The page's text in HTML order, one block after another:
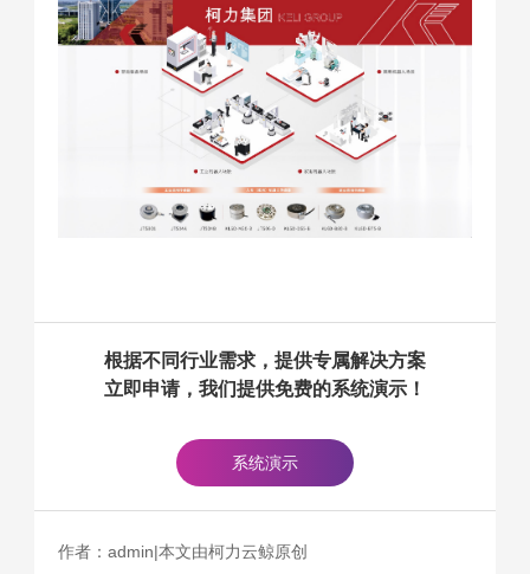
根据不同行业需求，提供专属解决方案
立即申请，我们提供免费的系统演示！
系统演示
作者：admin|本文由柯力云鲸原创